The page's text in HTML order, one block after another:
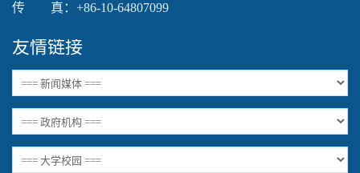
传 真：+86-10-64807099
友情链接